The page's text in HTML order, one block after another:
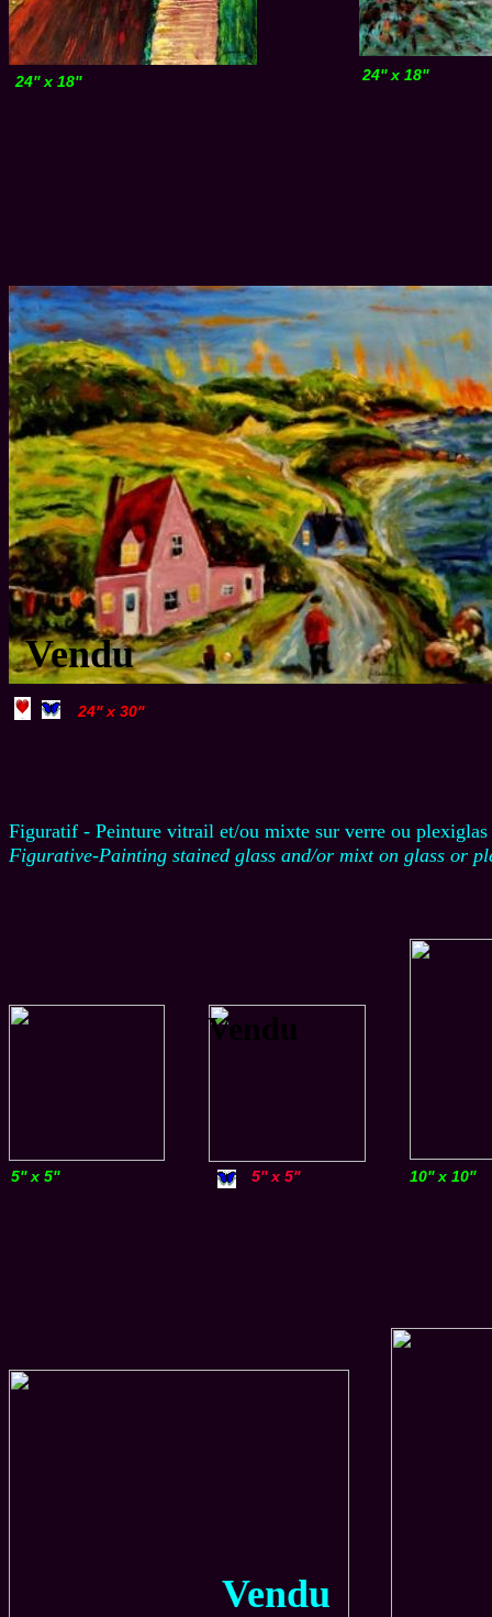
Figuratif - Peinture vitrail et/ou mixte sur verre ou
Figurative-Painting stained glass and/or mixt on glass or
24'' x 18''
5'' x 5''
5'' x 5''
24'' x 18''
10'' x 10''
24'' x 30''
Vendu
Vendu
Vendu